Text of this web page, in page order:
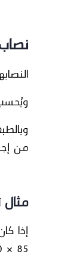
النصاب
من
إذا كان سعر
85 × 60 = 5100 $